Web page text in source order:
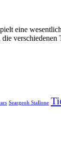
eine
verschiedenen
Seargeoh Stallone